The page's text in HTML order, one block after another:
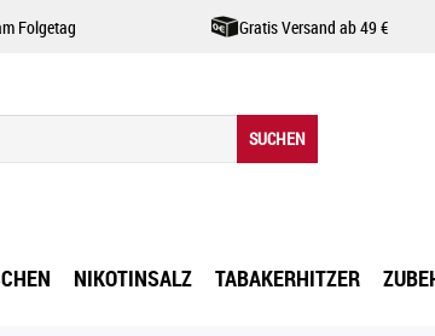
Folgetag Gratis Versand ab 49 €
SUCHEN
NIKOTINSALZ TABAKERHITZER